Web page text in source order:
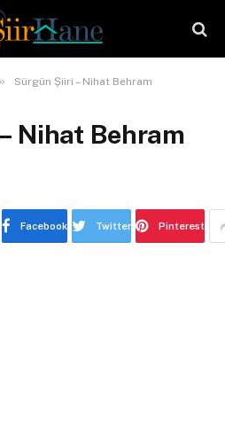
» Sürgün Şiiri – Nihat Behram
Nihat Behram
Facebook Twitter Pinterest